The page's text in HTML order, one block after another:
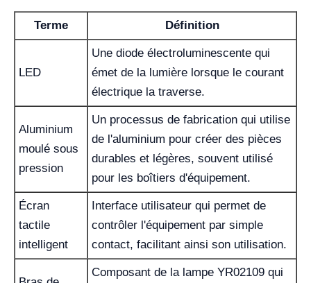
Terme Définition
LED
Une diode électroluminescente qui
émet de la lumière lorsque le courant
électrique la traverse.
Aluminium
moulé sous
pression
Un processus de fabrication qui utilise
de l'aluminium pour créer des pièces
durables et légères, souvent utilisé
pour les boîtiers d'équipement.
Écran
tactile
intelligent
Interface utilisateur qui permet de
contrôler l'équipement par simple
contact, facilitant ainsi son utilisation.
Composant de la lampe YR02109 qui